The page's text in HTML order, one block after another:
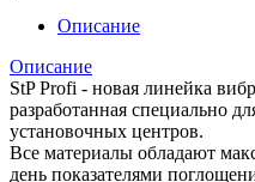
Описание
Описание
StP Profi - новая линейка
разработанная специально
установочных центров.
Все материалы обладают
день показателями